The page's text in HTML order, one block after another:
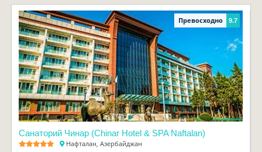
Превосходно 9.7
Санаторий Чинар (Chinar Hotel & SPA Naftalan)
Нафталан, Азербайджан